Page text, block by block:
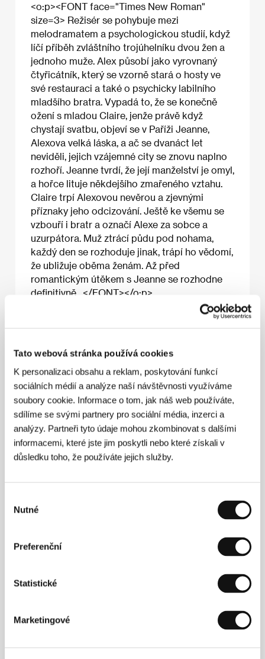
Tato webová stránka používá cookies
K personalizaci obsahu a reklam, poskytování funkcí
sociálních médií a analýze naší návštěvnosti využíváme
soubory cookie. Informace o tom, jak náš web používáte,
sdílíme se svými partnery pro sociální média, inzerci a
analýzy. Partneři tyto údaje mohou zkombinovat s dalšími
informacemi, které jste jim poskytli nebo které získali v
důsledku toho, že používáte jejich služby.
souhlasu
Nutné
Preferenční
Statistické
Marketingové
<o:p><FONT face="Times New Roman"
size=3> Režisér se pohybuje mezi
melodramatem a psychologickou studií, když
líčí příběh zvláštního trojúhelníku dvou žen a
jednoho muže. Alex působí jako vyrovnaný
čtyřicátník, který se vzorně stará o hosty ve
své restauraci a také o psychicky labilního
mladšího bratra. Vypadá to, že se konečně
ožení s mladou Claire, jenže právě když
chystají svatbu, objeví se v Paříži Jeanne,
Alexova velká láska, a ač se dvanáct let
neviděli, jejich vzájemné city se znovu naplno
rozhoří. Jeanne tvrdí, že její manželství je omyl,
a hořce lituje někdejšího zmařeného vztahu.
Claire trpí Alexovou nevěrou a zjevnými
příznaky jeho odcizování. Ještě ke všemu se
vzbouří i bratr a označí Alexe za sobce a
uzurpátora. Muž ztrácí půdu pod nohama,
každý den se rozhoduje jinak, trápí ho vědomí,
že ubližuje oběma ženám. Až před
romantickým útěkem s Jeanne se rozhodne
definitivně…</FONT></o:p>
O filmu
105 min / Barevný, 35 mm
Režie Thierry Klifa/ ScénářThierry Klifa,
Christopher Thompson / KameraPierre Aïm/
HudbaDavid Moreau/ StřihLuc Barnier /
Producent François Kraus, Denis Pineau-
Valencienne / VýrobaLes films du kiosque/ Hrají
Nathalie Baye, Patrick Bruel, Géraldine Pailhas/
KontaktTF1 STUDIO
Režie
psal v letech 1991 - 2002 pro časopis